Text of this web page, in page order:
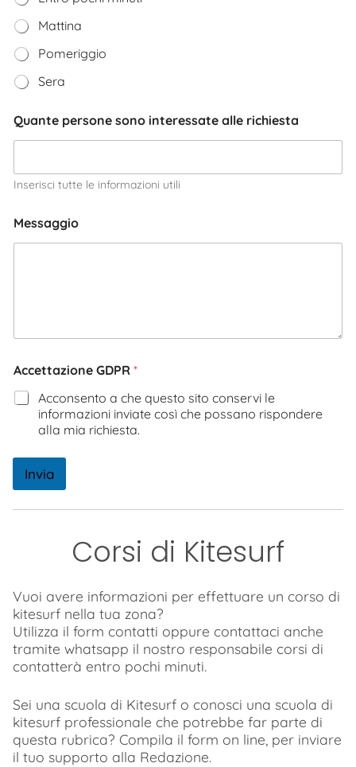
Mattina
Pomeriggio
Sera
Quante persone sono interessate alle richiesta
Inserisci tutte le informazioni utili
Messaggio
Accettazione GDPR *
Acconsento a che questo sito conservi le
informazioni inviate così che possano rispondere
alla mia richiesta.
Invia
Corsi di Kitesurf
Vuoi avere informazioni per effettuare un corso di
kitesurf nella tua zona?
Utilizza il form contatti oppure contattaci anche
tramite whatsapp il nostro responsabile corsi di
contatterà entro pochi minuti.
Sei una scuola di Kitesurf o conosci una scuola di
kitesurf professionale che potrebbe far parte di
questa rubrica? Compila il form on line, per inviare
il tuo supporto alla Redazione.